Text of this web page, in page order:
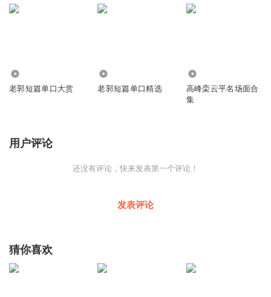
老郭短篇单口大赏 老郭短篇单口精选
高峰栾云平名场面合
集
用户评论
还没有评论，快来发表第一个评论！
发表评论
猜你喜欢